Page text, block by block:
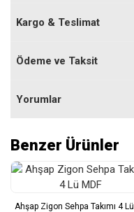
Kargo & Teslimat
Ödeme ve Taksit
Yorumlar
Benzer Ürünler
Ahşap Zigon Sehpa Takımı 4 Lü